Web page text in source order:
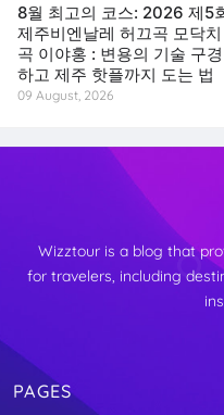
8월 최고의 코스: 2026 제5
제주비엔날레 허끄곡 모닥치
곡 이야홍 : 변용의 기술 구경
하고 제주 핫플까지 도는 법
09 August, 2026
Wizztour is a blog that
for travelers, including
PAGES